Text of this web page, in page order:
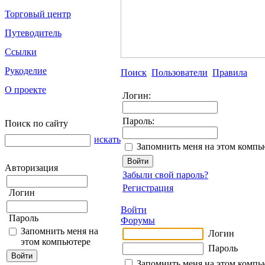
Торговый центр
Путеводитель
Ссылки
Рукоделие
О проекте
Поиск по сайту
искать
Авторизация
Логин
Пароль
Запомнить меня на
этом компьютере
Поиск Пользователи Правила
Логин:
Пароль:
Запомнить меня на этом
Забыли свой пароль?
Регистрация
Войти
Форумы
Логин
Пароль